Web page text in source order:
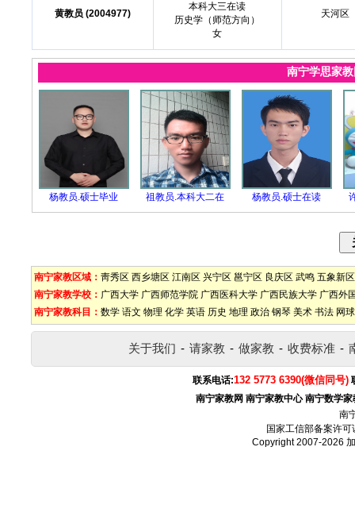
黄教员 (2004977)
本科大三在读
历史学（师范方向）
女
天河区
南宁学思家
杨教员.硕士毕业 祖教员.本科大二在 杨教员.硕士在读
南宁家教区域： 靑秀区 西乡塘区 江南区 兴宁区 邕宁区 良庆区 武鸣 五象新区
南宁家教学校： 广西大学 广西师范学院 广西医科大学 广西民族大学 广西外
南宁家教科目： 数学 语文 物理 化学 英语 历史 地理 政治 钢琴 美术 书法 网球
关于我们 - 请家教 - 做家教 - 收费标准 -
联系电话:132 5773 6390(微信同号)
南宁家教网 南宁家教中心 南宁数学家
南
国家工信部备案许可
Copyright 2007-2026